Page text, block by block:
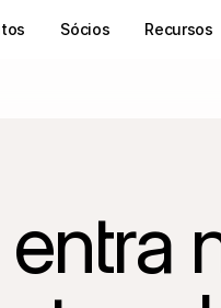
Sócios Recursos